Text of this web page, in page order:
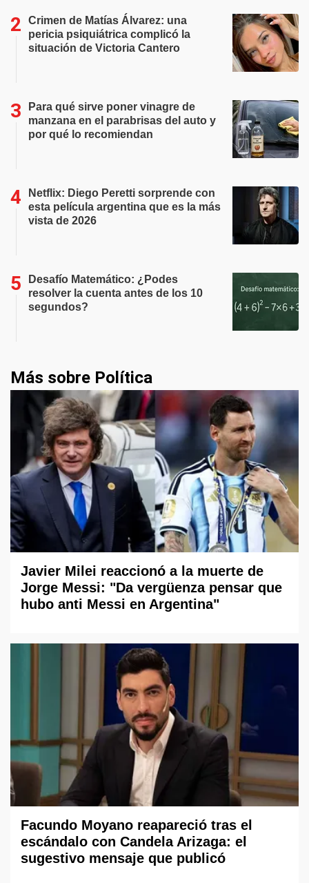
Crimen de Matías Álvarez: una
pericia psiquiátrica complicó la
situación de Victoria Cantero
Para qué sirve poner vinagre de
manzana en el parabrisas del auto y
por qué lo recomiendan
Netflix: Diego Peretti sorprende con
esta película argentina que es la más
vista de 2026
Desafío Matemático: ¿Podes
resolver la cuenta antes de los 10
segundos?
Más sobre Política
Javier Milei reaccionó a la muerte de
Jorge Messi: "Da vergüenza pensar que
hubo anti Messi en Argentina"
Facundo Moyano reapareció tras el
escándalo con Candela Arizaga: el
sugestivo mensaje que publicó